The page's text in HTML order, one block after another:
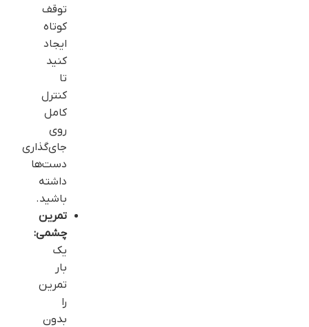
توقف
کوتاه
ایجاد
کنید
تا
کنترل
کامل
روی
جای‌گذاری
دست‌ها
داشته
باشید.
تمرین
چشمی:
یک
بار
تمرین
را
بدون